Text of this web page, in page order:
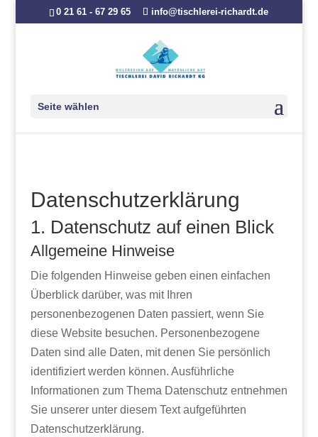
0 21 61 - 67 29 65 info@tischlerei-richardt.de
Seite wählen
Datenschutz­erklärung
1. Datenschutz auf einen Blick
Allgemeine Hinweise
Die folgenden Hinweise geben einen einfachen
Überblick darüber, was mit Ihren
personenbezogenen Daten passiert, wenn Sie
diese Website besuchen. Personenbezogene
Daten sind alle Daten, mit denen Sie persönlich
identifiziert werden können. Ausführliche
Informationen zum Thema Datenschutz entnehmen
Sie unserer unter diesem Text aufgeführten
Datenschutzerklärung.